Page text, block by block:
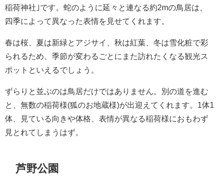
稲荷神社｣です。蛇のように延々と連なる約2mの鳥居は、
四季によって異なった表情を見せてくれます。
春は桜、夏は新緑とアジサイ、秋は紅葉、冬は雪化粧で彩
られるため、季節が変わるごとにまた訪れたくなる観光ス
ポットといえるでしょう。
ずらりと並ぶのは鳥居だけではありません。別の道を進む
と、無数の稲荷様(狐のお地蔵様)が出迎えてくれます。1体1
体、見ている向きや体格、表情が異なる稲荷様におもわず
見とれてしまうはず。
芦野公園